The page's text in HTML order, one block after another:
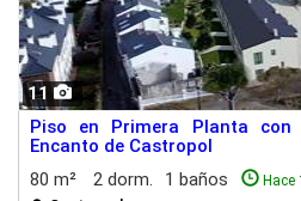
11
Piso en Primera Planta
Encanto de Castropol
80 m²
2 dorm. 1 baños Hace